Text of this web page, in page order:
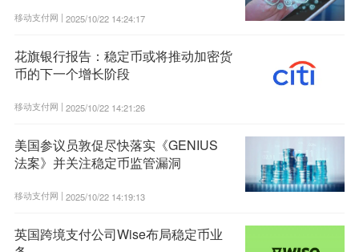
移动支付网 | 2025/10/22 14:24:17
花旗银行报告：稳定币或将推动加密货
币的下一个增长阶段
移动支付网 | 2025/10/22 14:21:26
美国参议员敦促尽快落实《GENIUS
法案》并关注稳定币监管漏洞
移动支付网 | 2025/10/22 14:19:13
英国跨境支付公司Wise布局稳定币业